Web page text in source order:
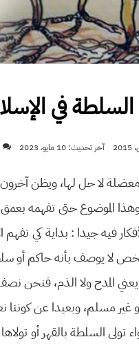
السلطة في
آخر تحديث: 10 مايو، 2023
لا حل لها، ویظن آخرون
الموضوع حتى تفهمه
فیه جیدا : بدایة كي
یوصف بأنه حاكم أو
المدح ولا الذم،
مسلم، وبعیدا عن كوننا
تولى السلطة بالقهر أو